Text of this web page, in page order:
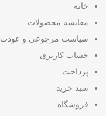
خانه
مقایسه محصولات
سیاست مرجوعی و عودت
حساب کاربری
پرداخت
سبد خرید
فروشگاه